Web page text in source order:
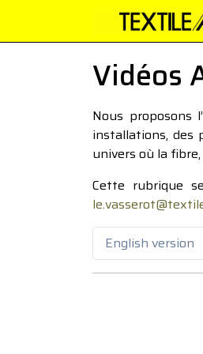
Vidéos
Nous proposons
installations, des
univers où la
Cette rubrique
English version